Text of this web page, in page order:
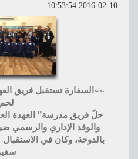
2016-02-10 10:53:54
~~السفارة تستقبل فريق
لحم
حلّ فريق مدرسة" العهدة
والوفد الإداري والرسمي
بالدوحة، وكان في